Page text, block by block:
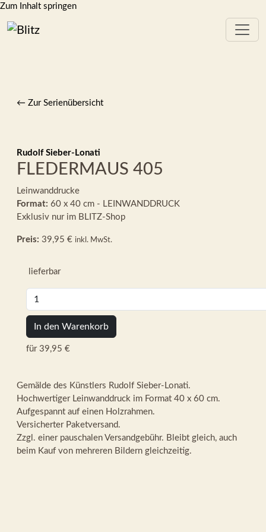
Zum Inhalt springen
← Zur Serienübersicht
Rudolf Sieber-Lonati
FLEDERMAUS 405
Leinwanddrucke
Format: 60 x 40 cm - LEINWANDDRUCK
Exklusiv nur im BLITZ-Shop
Preis: 39,95 € inkl. MwSt.
lieferbar
In den Warenkorb
für 39,95 €
Gemälde des Künstlers Rudolf Sieber-Lonati.
Hochwertiger Leinwanddruck im Format 40 x 60 cm.
Aufgespannt auf einen Holzrahmen.
Versicherter Paketversand.
Zzgl. einer pauschalen Versandgebühr. Bleibt gleich, auch
beim Kauf von mehreren Bildern gleichzeitig.